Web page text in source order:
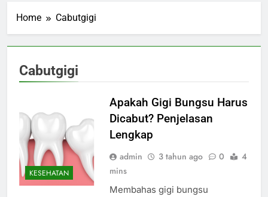
Home Cabutgigi
Cabutgigi
KESEHATAN
Apakah Gigi Bungsu Harus
Dicabut? Penjelasan
Lengkap
admin 3 tahun ago 0
4
mins
Membahas gigi bungsu